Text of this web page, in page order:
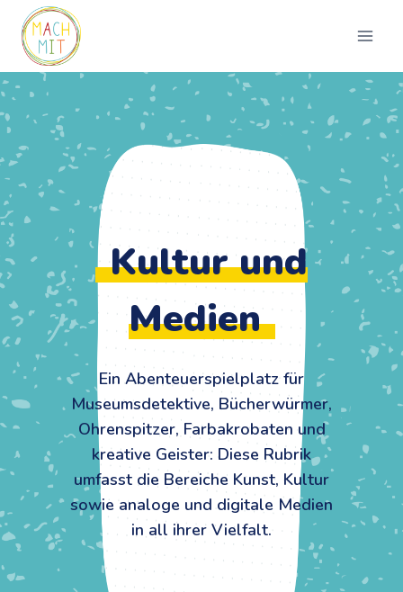
Zum
Inhalt
springen
Kultur und
Medien
Ein Abenteuerspielplatz für
Museumsdetektive, Bücherwürmer,
Ohrenspitzer, Farbakrobaten und
kreative Geister: Diese Rubrik
umfasst die Bereiche Kunst, Kultur
sowie analoge und digitale Medien
in all ihrer Vielfalt.